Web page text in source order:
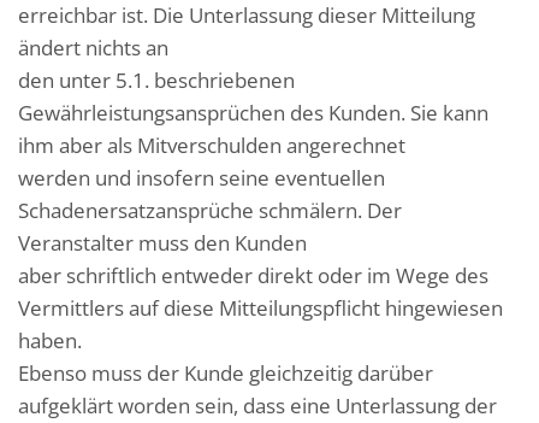
erreichbar ist. Die Unterlassung dieser Mitteilung
ändert nichts an
den unter 5.1. beschriebenen
Gewährleistungsansprüchen des Kunden. Sie kann
ihm aber als Mitverschulden angerechnet
werden und insofern seine eventuellen
Schadenersatzansprüche schmälern. Der
Veranstalter muss den Kunden
aber schriftlich entweder direkt oder im Wege des
Vermittlers auf diese Mitteilungspflicht hingewiesen
haben.
Ebenso muss der Kunde gleichzeitig darüber
aufgeklärt worden sein, dass eine Unterlassung der